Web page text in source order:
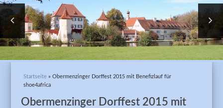
Sie sind hier
Startseite » Obermenzinger Dorffest 2015 mit Benefizlauf für
shoe4africa
Obermenzinger Dorffest 2015 mit